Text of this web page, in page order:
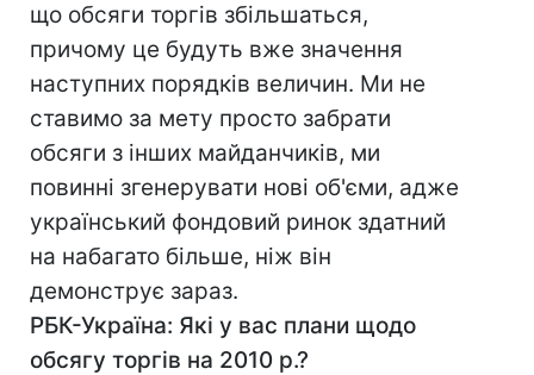
що обсяги торгів збільшаться,
причому це будуть вже значення
наступних порядків величин. Ми не
ставимо за мету просто забрати
обсяги з інших майданчиків, ми
повинні згенерувати нові об'єми, адже
український фондовий ринок здатний
на набагато більше, ніж він
демонструє зараз.
РБК-Україна: Які у вас плани щодо
обсягу торгів на 2010 р.?